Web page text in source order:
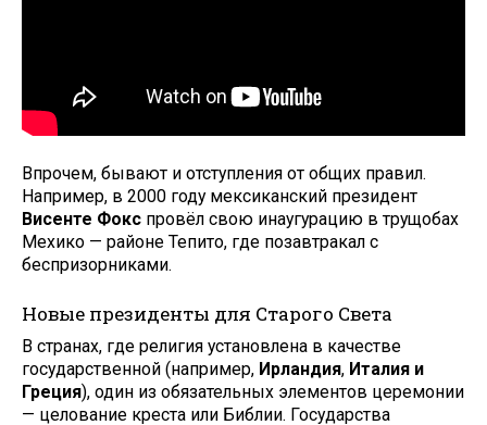
Впрочем, бывают и отступления от общих правил.
Например, в 2000 году мексиканский президент
Висенте Фокс провёл свою инаугурацию в трущобах
Мехико — районе Тепито, где позавтракал с
беспризорниками.
Новые президенты для Старого Света
В странах, где религия установлена в качестве
государственной (например, Ирландия, Италия и
Греция), один из обязательных элементов церемонии
— целование креста или Библии. Государства